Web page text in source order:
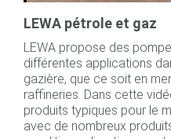
LEWA pétrole et gaz
LEWA propose des
différentes applications
gazière, que ce soit en
raffineries. Dans cette
produits typiques pour le
avec de nombreux